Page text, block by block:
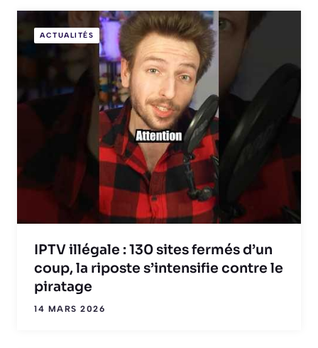
ACTUALITÉS
IPTV illégale : 130 sites fermés d’un
coup, la riposte s’intensifie contre le
piratage
14 MARS 2026